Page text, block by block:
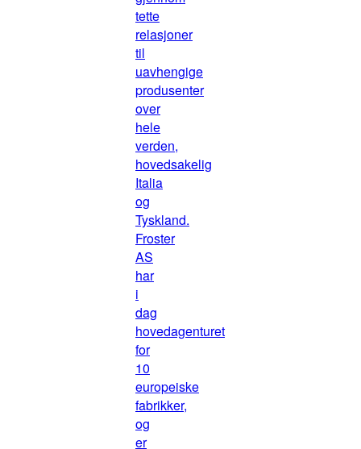
tette
relasjoner
til
uavhengige
produsenter
over
hele
verden,
hovedsakelig
Italia
og
Tyskland.
Froster
AS
har
i
dag
hovedagenturet
for
10
europeiske
fabrikker,
og
er